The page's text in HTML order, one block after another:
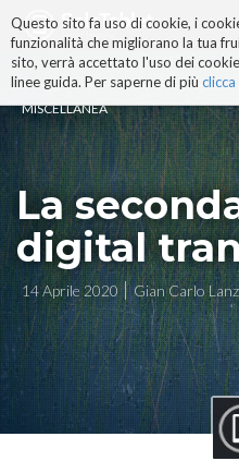
Questo sito fa uso di cookie, i
funzionalità che migliorano la tua
sito, verrà accettato l'uso dei
linee guida. Per saperne di più
ai
|
alla
MISCELLANEA
La
digital
14 Aprile 2020 Gian Carlo